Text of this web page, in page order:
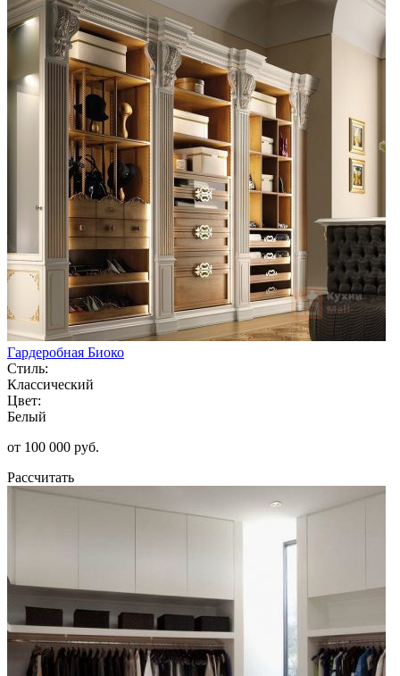
Гардеробная Биоко
Стиль:
Классический
Цвет:
Белый
от 100 000 руб.
Рассчитать